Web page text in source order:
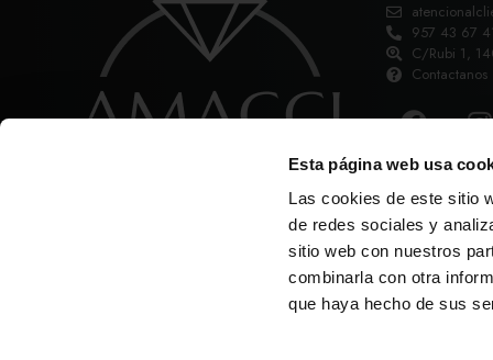
Esta página web usa
Las cookies de este sitio
de redes sociales y
sitio web con nuestros
combinarla con otra
que haya hecho de sus
957 43 67
C/Rubi 1,
Contactanos
Aviso Legal Política de